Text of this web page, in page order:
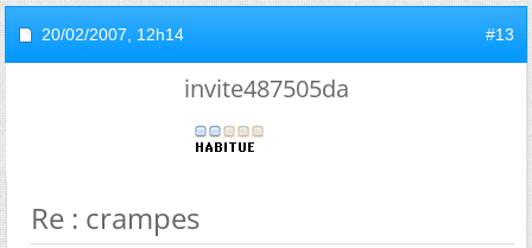
20/02/2007, 12h14 #13
invite487505da
Re : crampes